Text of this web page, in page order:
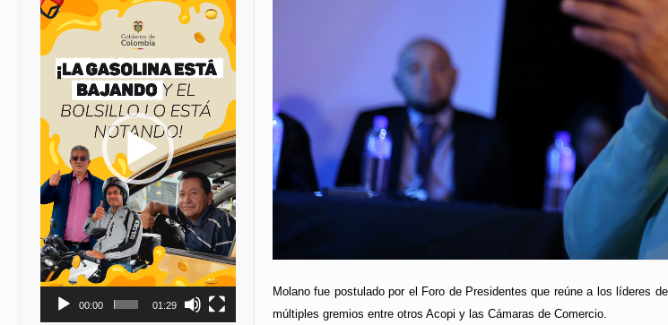
Molano fue postulado por el Foro de Presidentes que reúne a los líderes
múltiples gremios entre otros Acopi y las Cámaras de Comercio.
de
vídeo
00:00 01:29